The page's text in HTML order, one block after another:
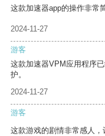
这款加速器app的操作非常
2024-11-27
游客
这款加速器VPM应用程序
护。
2024-11-27
游客
这款游戏的剧情非常感人，